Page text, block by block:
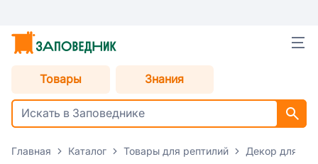
Товары Знания
Главная Каталог Товары для рептилий Декор для